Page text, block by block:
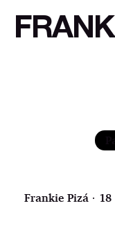
Frankie Pizá ∙